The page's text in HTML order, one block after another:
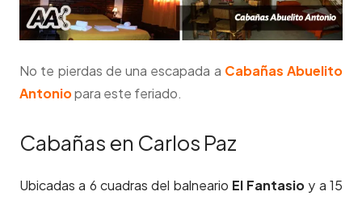
No te pierdas de una escapada a Cabañas Abuelito
Antoniopara este feriado.
Cabañas en Carlos Paz
Ubicadas a 6 cuadras del balneario El Fantasio y a 15